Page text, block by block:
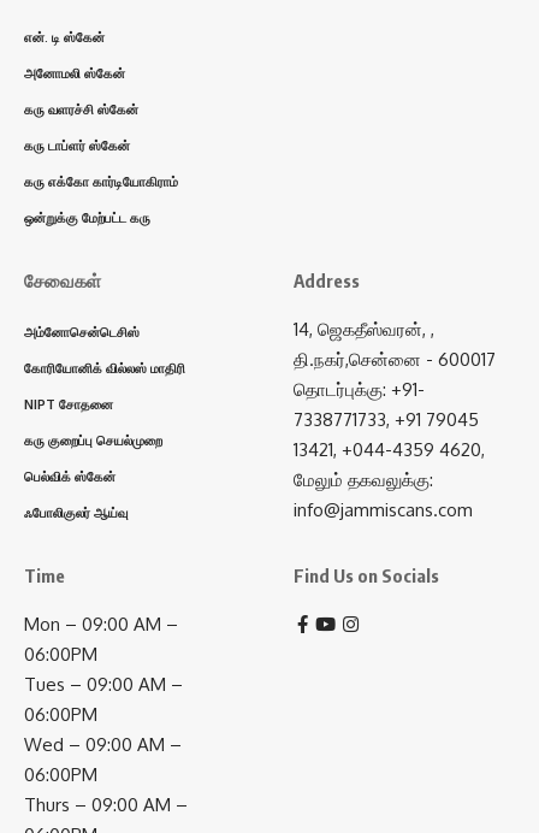
என். டி ஸ்கேன்
அனோமலி ஸ்கேன்
கரு வளரச்சி ஸ்கேன்
கரு டாப்ளர் ஸ்கேன்
கரு எக்கோ கார்டியோகிராம்
ஒன்றுக்கு மேற்பட்ட கரு
சேவைகள்
அம்னோசென்டெசிஸ்
கோரியோனிக் வில்லஸ் மாதிரி
NIPT சோதனை
கரு குறைப்பு செயல்முறை
பெல்விக் ஸ்கேன்
ஃபோலிகுலர் ஆய்வு
Address
14, ஜெகதீஸ்வரன், ,
தி.நகர்,சென்னை - 600017
தொடர்புக்கு: +91-
7338771733, +91 79045
13421, +044-4359 4620,
மேலும் தகவலுக்கு:
info@jammiscans.com
Time
Mon – 09:00 AM –
06:00PM
Tues – 09:00 AM –
06:00PM
Wed – 09:00 AM –
06:00PM
Thurs – 09:00 AM –
Find Us on Socials